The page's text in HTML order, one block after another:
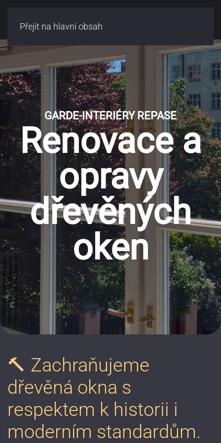
Přejít na hlavní obsah
GARDE-INTERIÉRY REPASE
Renovace a
opravy
dřevěných
oken
🔨 Zachraňujeme
dřevěná okna s
respektem k historii i
moderním standardům.